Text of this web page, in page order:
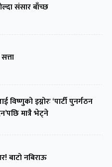
संसार बाँच्छ
विष्णुको इग्नोरः ‘पार्टी पुनर्गठन
मात्रै भेट्ने
बाटो नबिराऊ